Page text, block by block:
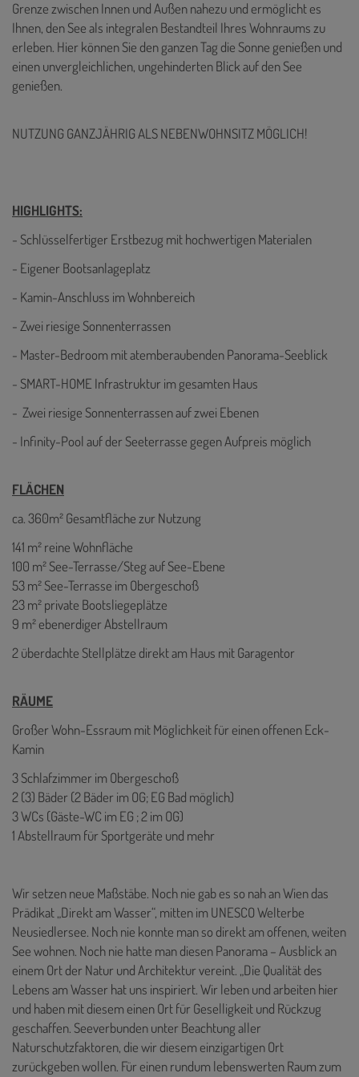
Grenze zwischen Innen und Außen nahezu und ermöglicht es
Ihnen, den See als integralen Bestandteil Ihres Wohnraums zu
erleben. Hier können Sie den ganzen Tag die Sonne genießen und
einen unvergleichlichen, ungehinderten Blick auf den See
genießen.
NUTZUNG GANZJÄHRIG ALS NEBENWOHNSITZ MÖGLICH!
HIGHLIGHTS:
- Schlüsselfertiger Erstbezug mit hochwertigen Materialen
- Eigener Bootsanlageplatz
- Kamin-Anschluss im Wohnbereich
- Zwei riesige Sonnenterrassen
- Master-Bedroom mit atemberaubenden Panorama-Seeblick
- SMART-HOME Infrastruktur im gesamten Haus
- Zwei riesige Sonnenterrassen auf zwei Ebenen
- Infinity-Pool auf der Seeterrasse gegen Aufpreis möglich
FLÄCHEN
ca. 360m² Gesamtfläche zur Nutzung
141 m² reine Wohnfläche
100 m² See-Terrasse/Steg auf See-Ebene
53 m² See-Terrasse im Obergeschoß
23 m² private Bootsliegeplätze
9 m² ebenerdiger Abstellraum
2 überdachte Stellplätze direkt am Haus mit Garagentor
RÄUME
Großer Wohn-Essraum mit Möglichkeit für einen offenen Eck-
Kamin
3 Schlafzimmer im Obergeschoß
2 (3) Bäder (2 Bäder im OG; EG Bad möglich)
3 WCs (Gäste-WC im EG ; 2 im OG)
1 Abstellraum für Sportgeräte und mehr
Wir setzen neue Maßstäbe. Noch nie gab es so nah an Wien das
Prädikat „Direkt am Wasser“, mitten im UNESCO Welterbe
Neusiedlersee. Noch nie konnte man so direkt am offenen, weiten
See wohnen. Noch nie hatte man diesen Panorama – Ausblick an
einem Ort der Natur und Architektur vereint. „Die Qualität des
Lebens am Wasser hat uns inspiriert. Wir leben und arbeiten hier
und haben mit diesem einen Ort für Geselligkeit und Rückzug
geschaffen. Seeverbunden unter Beachtung aller
Naturschutzfaktoren, die wir diesem einzigartigen Ort
zurückgeben wollen. Für einen rundum lebenswerten Raum zum